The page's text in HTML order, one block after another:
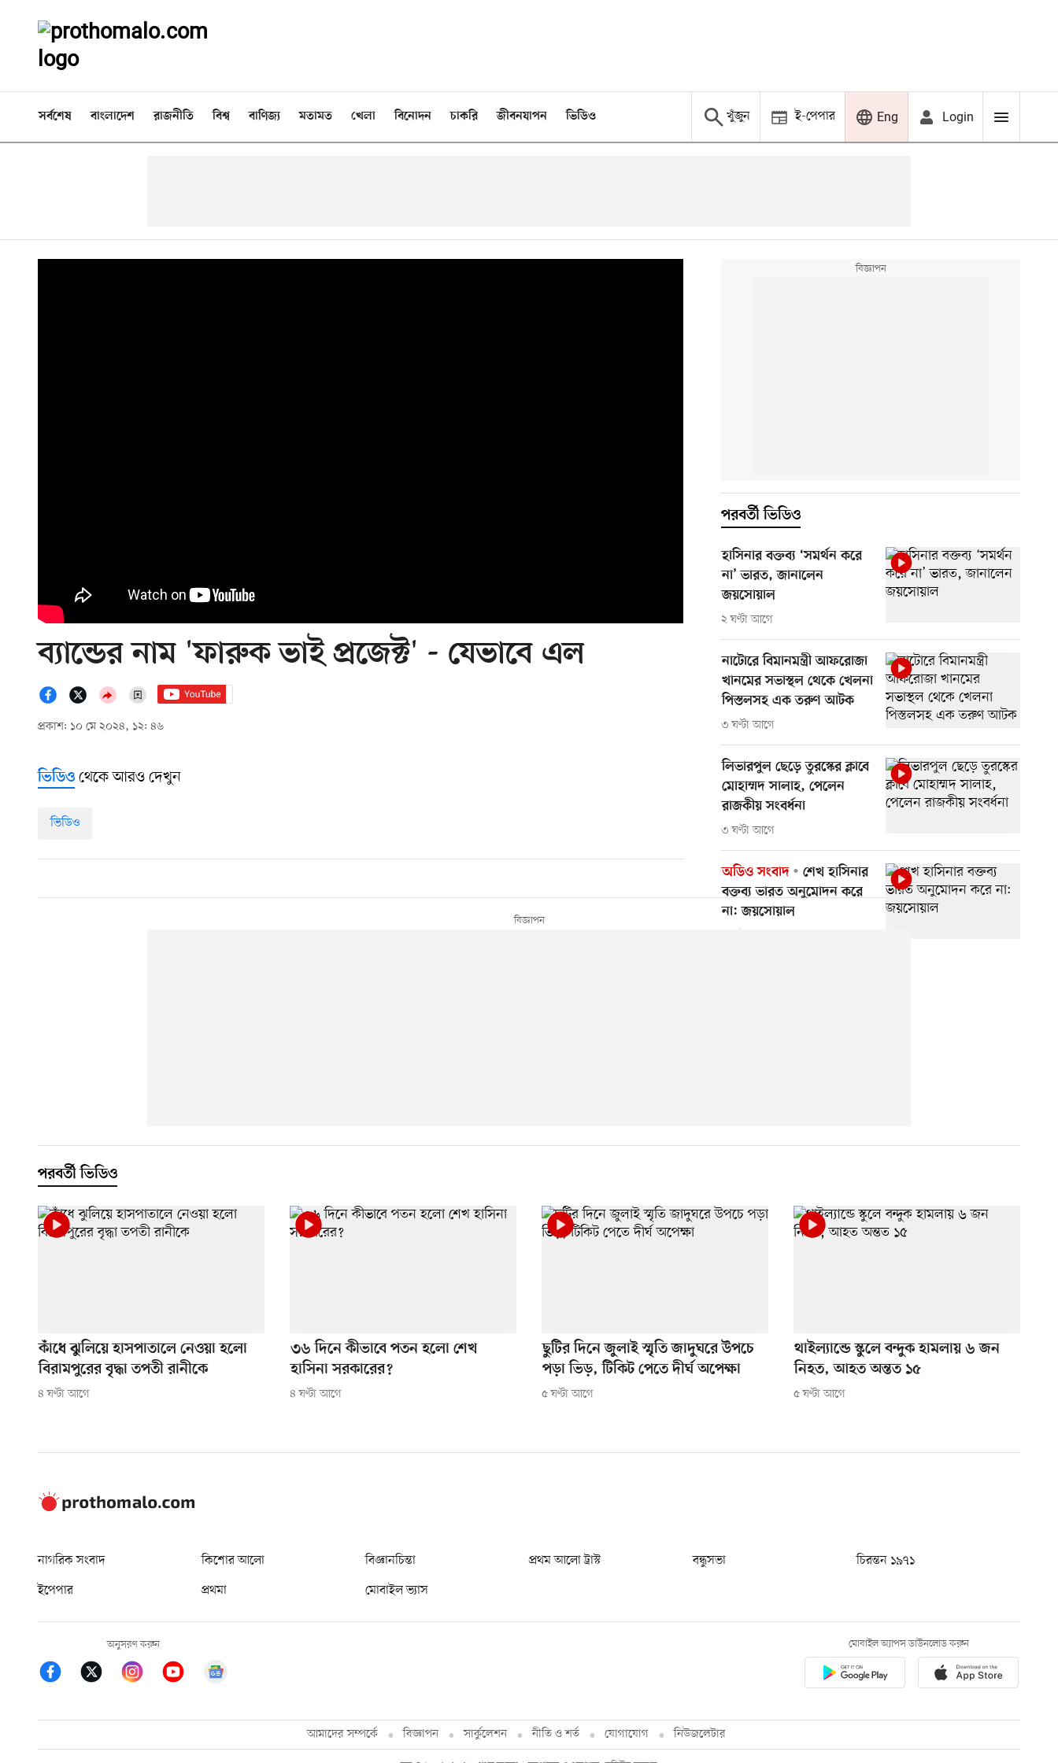
সর্বশেষ বাংলাদেশ রাজনীতি বিশ্ব বাণিজ্য মতামত খেলা বিনোদন চাকরি জীবনযাপন ভিডিও খুঁজুন ই-পেপার Eng Login
ব্যান্ডের নাম 'ফারুক ভাই প্রজেক্ট' - যেভাবে এল
প্রকাশ: ১০ মে ২০২৪, ১২: ৪৬
পরবর্তী ভিডিও
হাসিনার বক্তব্য ‘সমর্থন করে
না’ ভারত, জানালেন
জয়সোয়াল
২ ঘণ্টা আগে
নাটোরে বিমানমন্ত্রী আফরোজা
খানমের সভাস্থল থেকে খেলনা
পিস্তলসহ এক তরুণ আটক
৩ ঘণ্টা আগে
লিভারপুল ছেড়ে তুরস্কের ক্লাবে
মোহাম্মদ সালাহ, পেলেন
রাজকীয় সংবর্ধনা
৩ ঘণ্টা আগে
অডিও সংবাদ
শেখ হাসিনার
বক্তব্য ভারত অনুমোদন করে
না: জয়সোয়াল
ভিডিও থেকে আরও দেখুন
ভিডিও
পরবর্তী ভিডিও
কাঁধে ঝুলিয়ে হাসপাতালে নেওয়া হলো
বিরামপুরের বৃদ্ধা তপতী রানীকে
৪ ঘণ্টা আগে
৩৬ দিনে কীভাবে পতন হলো শেখ
হাসিনা সরকারের?
৪ ঘণ্টা আগে
ছুটির দিনে জুলাই স্মৃতি জাদুঘরে উপচে
পড়া ভিড়, টিকিট পেতে দীর্ঘ অপেক্ষা
৫ ঘণ্টা আগে
থাইল্যান্ডে স্কুলে বন্দুক হামলায় ৬ জন
নিহত, আহত অন্তত ১৫
৫ ঘণ্টা আগে
নাগরিক সংবাদ কিশোর আলো বিজ্ঞানচিন্তা প্রথম আলো ট্রাস্ট বন্ধুসভা
চিরন্তন ১৯৭১
ইপেপার
প্রথমা মোবাইল ভ্যাস
অনুসরণ করুন মোবাইল অ্যাপস ডাউনলোড করুন
আমাদের সম্পর্কে বিজ্ঞাপন সার্কুলেশন নীতি ও শর্ত যোগাযোগ নিউজলেটার